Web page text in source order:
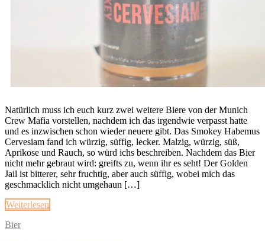
Natürlich muss ich euch kurz zwei weitere Biere von der Munich
Crew Mafia vorstellen, nachdem ich das irgendwie verpasst hatte
und es inzwischen schon wieder neuere gibt. Das Smokey Habemus
Cervesiam fand ich würzig, süffig, lecker. Malzig, würzig, süß,
Aprikose und Rauch, so würd ichs beschreiben. Nachdem das Bier
nicht mehr gebraut wird: greifts zu, wenn ihr es seht! Der Golden
Jail ist bitterer, sehr fruchtig, aber auch süffig, wobei mich das
geschmacklich nicht umgehaun […]
Weiterlesen
Bier